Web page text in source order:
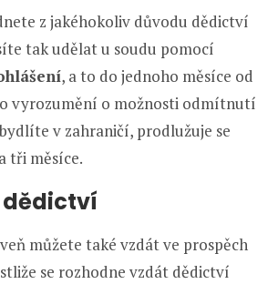
z jakéhokoliv důvodu dědictví
tak udělat u soudu pomocí
, a to do jednoho měsíce od
vyrozumění o možnosti odmítnutí
v zahraničí, prodlužuje se
tři měsíce.
dědictví
můžete také vzdát ve prospěch
se rozhodne vzdát dědictví